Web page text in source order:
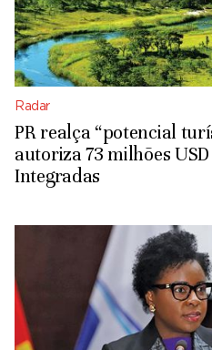
Radar
PR realça “potencial
autoriza 73 milhões
Integradas